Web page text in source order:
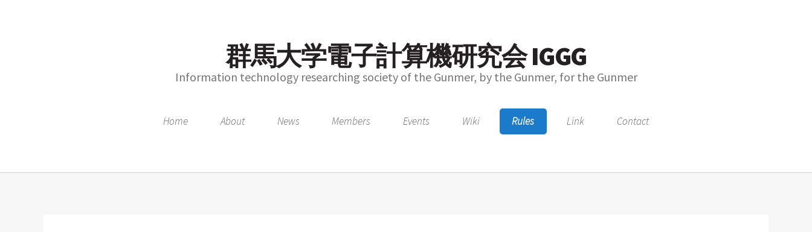
群馬大学電子計算機研究会 IGGG
Information technology researching society of the Gunmer, by the Gunmer, for the Gunmer
Home About News Members Events Wiki Rules Link Contact